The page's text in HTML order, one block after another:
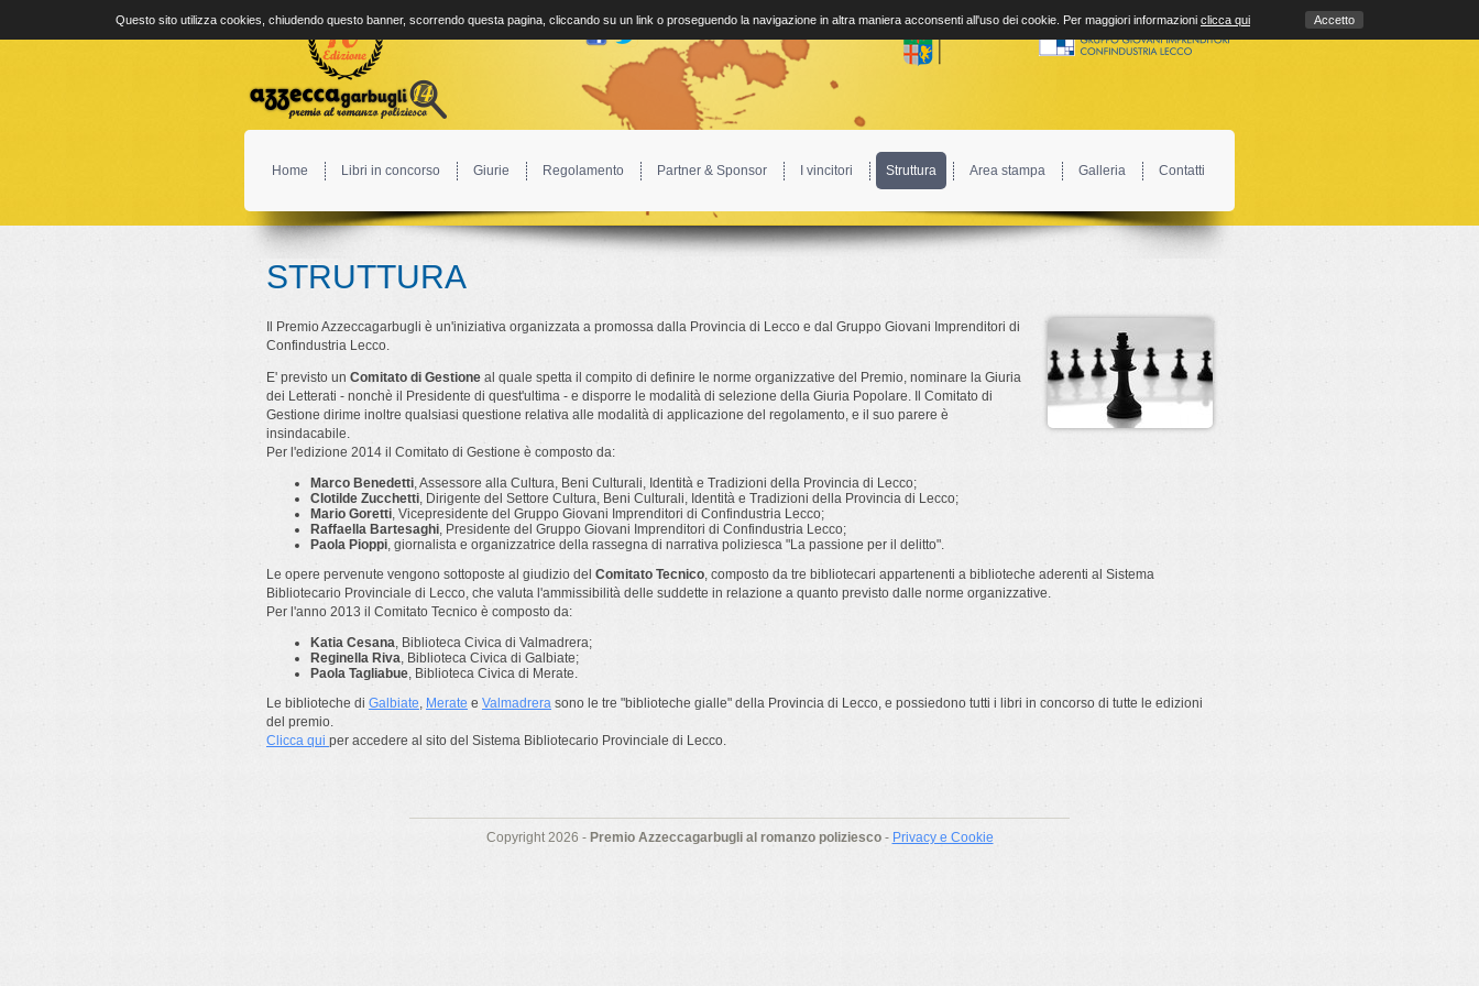
Home Libri in concorso Giurie Regolamento Partner & Sponsor I vincitori Struttura Area stampa Galleria Contatti
STRUTTURA
Il Premio Azzeccagarbugli è un'iniziativa organizzata a promossa dalla Provincia di Lecco e dal Gruppo Giovani Imprenditori di
Confindustria Lecco.
E' previsto un Comitato di Gestione al quale spetta il compito di definire le norme organizzative del Premio, nominare la Giuria
dei Letterati - nonchè il Presidente di quest'ultima - e disporre le modalità di selezione della Giuria Popolare. Il Comitato di
Gestione dirime inoltre qualsiasi questione relativa alle modalità di applicazione del regolamento, e il suo parere è
insindacabile.
Per l'edizione 2014 il Comitato di Gestione è composto da:
Marco Benedetti, Assessore alla Cultura, Beni Culturali, Identità e Tradizioni della Provincia di Lecco;
Clotilde Zucchetti, Dirigente del Settore Cultura, Beni Culturali, Identità e Tradizioni della Provincia di Lecco;
Mario Goretti, Vicepresidente del Gruppo Giovani Imprenditori di Confindustria Lecco;
Raffaella Bartesaghi, Presidente del Gruppo Giovani Imprenditori di Confindustria Lecco;
Paola Pioppi, giornalista e organizzatrice della rassegna di narrativa poliziesca "La passione per il delitto".
Le opere pervenute vengono sottoposte al giudizio del Comitato Tecnico, composto da tre bibliotecari appartenenti a biblioteche aderenti al Sistema
Bibliotecario Provinciale di Lecco, che valuta l'ammissibilità delle suddette in relazione a quanto previsto dalle norme organizzative.
Per l'anno 2013 il Comitato Tecnico è composto da:
Katia Cesana, Biblioteca Civica di Valmadrera;
Reginella Riva, Biblioteca Civica di Galbiate;
Paola Tagliabue, Biblioteca Civica di Merate.
Le biblioteche di Galbiate, Merate e Valmadrera sono le tre "biblioteche gialle" della Provincia di Lecco, e possiedono tutti i libri in concorso di tutte le edizioni
del premio.
Clicca qui per accedere al sito del Sistema Bibliotecario Provinciale di Lecco.
Copyright 2026 - Premio Azzeccagarbugli al romanzo poliziesco- Privacy e Cookie
Questo sito utilizza cookies, chiudendo questo banner, scorrendo questa pagina, cliccando su un link o proseguendo la navigazione in altra maniera acconsenti all'uso dei cookie. Per maggiori informazioni clicca qui Accetto